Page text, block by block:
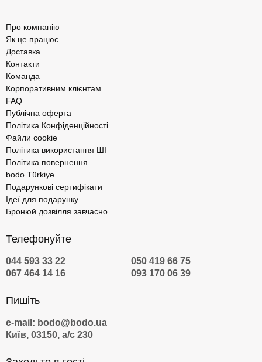
Про компанію
Як це працює
Доставка
Контакти
Команда
Корпоративним клієнтам
FAQ
Публічна оферта
Політика Конфіденційності
Файли cookie
Політика використання ШІ
Політика повернення
bodo Türkiye
Подарункові сертифікати
Ідеї для подарунку
Бронюй дозвілля завчасно
Телефонуйте
044 593 33 22
050 419 66 75
067 464 14 16
093 170 06 39
Пишіть
e-mail: bodo@bodo.ua
Київ, 03150, а/с 230